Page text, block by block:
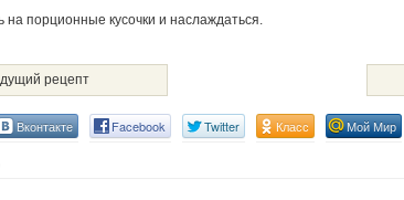
на порционные кусочки и наслаждаться.
рецепт
Вконтакте Facebook Twitter Класс Мой Мир